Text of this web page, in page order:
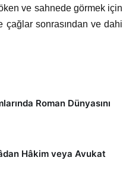
ve sahnede görmek için
çağlar sonrasından ve dahi
Roman Dünyasını
Hâkim veya Avukat